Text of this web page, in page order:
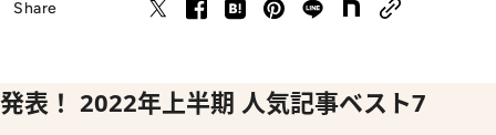
Share
発表！ 2022年上半期 人気記事ベスト7